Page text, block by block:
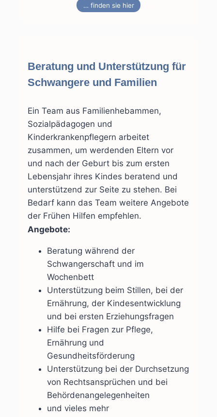
Beratung und Unterstützung für
Schwangere und Familien
Ein Team aus Familienhebammen,
Sozialpädagogen und
Kinderkrankenpflegern arbeitet
zusammen, um werdenden Eltern vor
und nach der Geburt bis zum ersten
Lebensjahr ihres Kindes beratend und
unterstützend zur Seite zu stehen. Bei
Bedarf kann das Team weitere Angebote
der Frühen Hilfen empfehlen.
Angebote:
Beratung während der
Schwangerschaft und im
Wochenbett
Unterstützung beim Stillen, bei der
Ernährung, der Kindesentwicklung
und bei ersten Erziehungsfragen
Hilfe bei Fragen zur Pflege,
Ernährung und
Gesundheitsförderung
Unterstützung bei der Durchsetzung
von Rechtsansprüchen und bei
Behördenangelegenheiten
und vieles mehr
… finden sie hier